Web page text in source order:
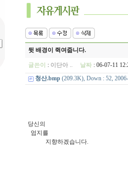
뒷 배경이 쥑여줍니다.
글쓴이 : 이단아 .. 날짜: 06-07-11
청산.bmp(209.3K), Down : 52,
당신의
엄지를
지향하겠습니다.